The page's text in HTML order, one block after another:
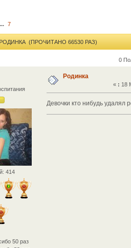
... 7
(ПРОЧИТАНО 66530 РАЗ)
0
414
50 раз
Родинка
« : 18
Девочки кто нибудь удалял